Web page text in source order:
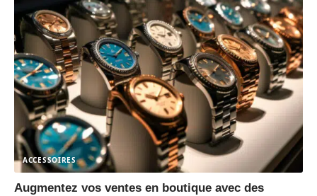
ACCESSOIRES
Augmentez vos ventes en boutique avec des